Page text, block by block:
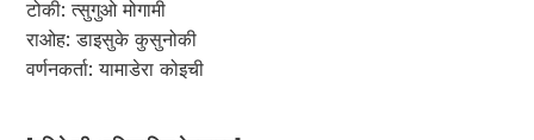
टोकी: त्सुगुओ मोगामी
राओह: डाइसुके कुसुनोकी
वर्णनकर्ता: यामाडेरा कोइची